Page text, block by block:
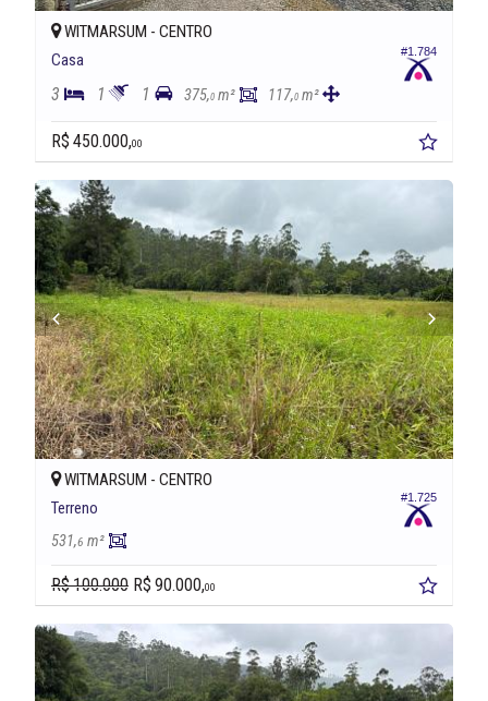
#1.784
WITMARSUM - CENTRO
Casa
3 1 1 375,0 m² 117,0 m²
R$ 450.000,00
#1.725
WITMARSUM - CENTRO
Terreno
531,6 m²
R$ 100.000 R$ 90.000,00